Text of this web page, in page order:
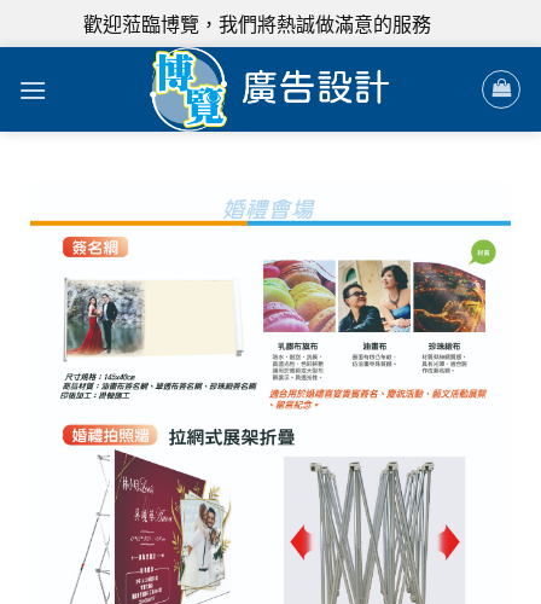
歡迎蒞臨博覽，我們將熱誠做滿意的服務